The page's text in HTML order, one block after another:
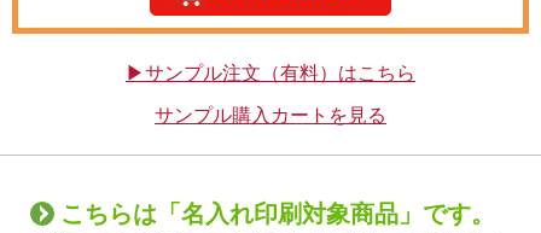
▶サンプル注文（有料）はこちら
サンプル購入カートを見る
こちらは「名入れ印刷対象商品」です。